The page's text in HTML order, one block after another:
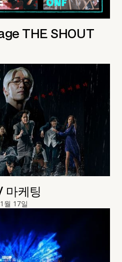
THE SHOUT
마케팅
월 17일